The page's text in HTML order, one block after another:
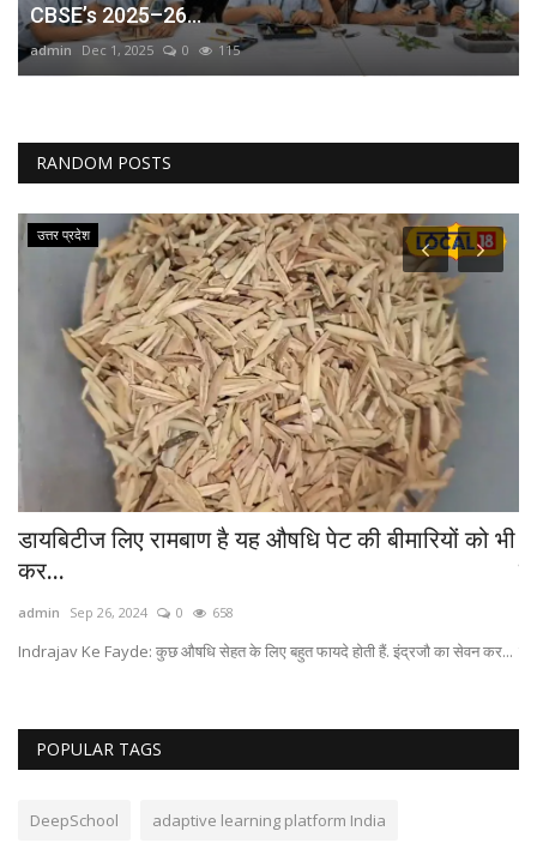
CBSE’s 2025–26...
admin Dec 1, 2025 0 115
RANDOM POSTS
उत्तर प्रदेश
डायबिटीज लिए रामबाण है यह औषधि पेट की बीमारियों को भी
कर...
admin Sep 26, 2024 0 658
Indrajav Ke Fayde: कुछ औषधि सेहत के लिए बहुत फायदे होती हैं. इंद्रजौ का सेवन कर...
POPULAR TAGS
DeepSchool adaptive learning platform India